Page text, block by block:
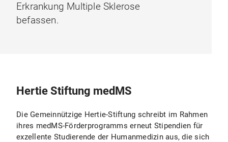
Erkrankung Multiple Sklerose
befassen.
Hertie Stiftung medMS
Die Gemeinnützige Hertie-Stiftung schreibt im Rahmen
ihres medMS-Förderprogramms erneut Stipendien für
exzellente Studierende der Humanmedizin aus, die sich